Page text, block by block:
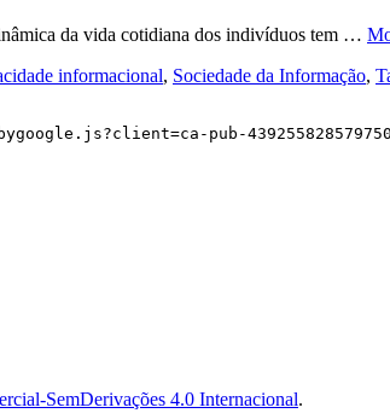
da vida cotidiana dos indivíduos tem …
informacional, Sociedade da Informação,
pub-
SemDerivações 4.0 Internacional.